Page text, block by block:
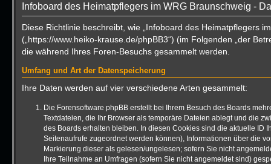
Infoboard des Heimatpflegers im WRG Braunschweig -
Diese Richtlinie beschreibt, wie „Infoboard des Heimatpflegers
(„https://www.heiko-krause.de/phpBB3“) (im Folgenden „der
die während Ihres Foren-Besuchs gesammelt werden.
Umfang und Art der Datenspeicherung
Ihre Daten werden auf vier verschiedene Arten gesammelt:
Die Forensoftware phpBB erstellt bei Ihrem Besuch des Boards
Textdateien, die Ihr Browser als temporäre Dateien ablegt und die
des Boards erhalten bleiben. In diesen Cookies sind die aktuelle ID
Seitenaufrufe zugeordnet werden können), Informationen über die
Markierung dieser als gelesen/ungelesen; sofern Sie nicht
Ihre Teilnahme an Umfragen (sofern Sie nicht angemeldet sind)